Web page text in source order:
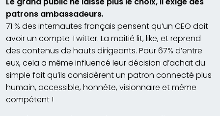
patrons ambassadeurs.
71 % des internautes français pensent qu’un CEO doit
avoir un compte Twitter. La moitié lit, like, et reprend
des contenus de hauts dirigeants. Pour 67% d’entre
eux, cela a même influencé leur décision d’achat du
simple fait qu’ils considèrent un patron connecté plus
humain, accessible, honnête, visionnaire et même
compétent !